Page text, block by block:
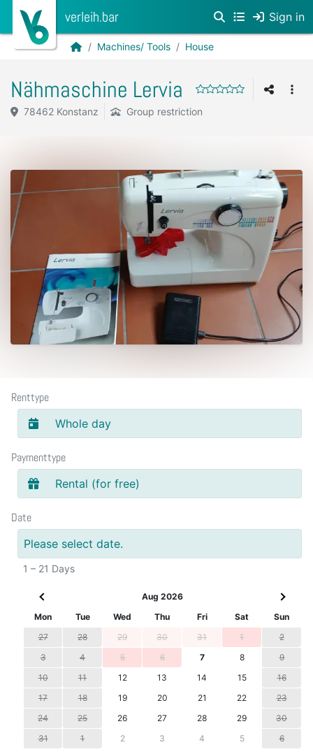
verleih.bar Sign in
Machines/ Tools House
Nähmaschine Lervia
78462 Konstanz Group restriction
Renttype
Whole day
Paymenttype
Rental (for free)
Date
Please select date.
1 – 21 Days
Aug 2026
Mon
Tue Wed Thu Fri Sat
Sun
27
28 29 30 31 1
2
3
4 5 6 7 8
9
10
11 12 13 14 15
16
17
18 19 20 21 22
23
24
25 26 27 28 29
30
31
1 2 3 4 5 6